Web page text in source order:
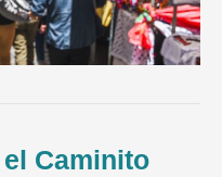
Caminito